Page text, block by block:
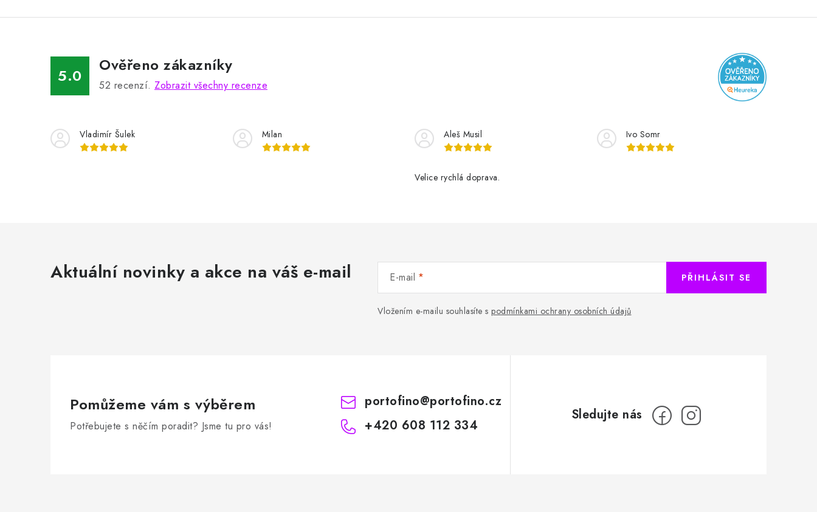
5.0
Ověřeno zákazníky
52 recenzí. Zobrazit všechny recenze
Vladimír Šulek Milan Aleš Musil
Velice rychlá doprava.
Ivo Somr
Aktuální novinky a akce na váš e-mail E-mail
Vložením e-mailu souhlasíte s podmínkami ochrany osobních údajů
PŘIHLÁSIT SE
Pomůžeme vám s výběrem
Potřebujete s něčím poradit? Jsme tu pro vás!
portofino@portofino.cz
+420 608 112 334